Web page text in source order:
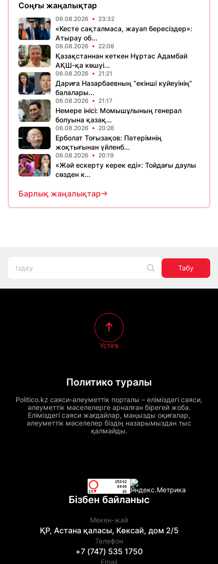
Соңғы жаңалықтар
06.08.2026 23:32
«Кесте сақталмаса, жауап бересіздер»:
Атырау об...
06.08.2026 22:08
Қазақстаннан кеткен Нұртас Адамбай
АҚШ-қа көшуі...
06.08.2026 21:21
Дариға Назарбаевның “екінші куйеуінің”
балалары...
06.08.2026 21:17
Немере інісі: Момышұлының генерал
болуына қазақ...
06.08.2026 20:26
Ерболат Тоғызақов: Пәтерімнің
жоқтығынан үйленб...
06.08.2026 20:19
«Жәй ескерту керек еді»: Тойдағы даулы
сөзден к...
Барлық жаңалықтар
Табу
Политико туралы
Politico.kz саяси-әлеуметтік порталы – еліміздегі саяси,
әлеуметтік мәселелерге арналған бірегей жоба.
Еліміздегі саяси жағдайлар, маңызды оқиғалар,
әлеуметтік мәселелер біздің назарымыздан тыс
қалмайды.
Үстіге
Бізбен байланыс
Мекен-жай
ҚР, Астана қаласы, Көксай, дом 2/5
Телефон
+7 (747) 535 1750
Email